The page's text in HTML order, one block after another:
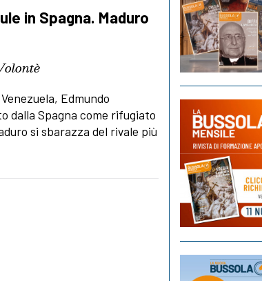
in Spagna. Maduro
Edmundo
dalla Spagna come rifugiato
si sbarazza del rivale più